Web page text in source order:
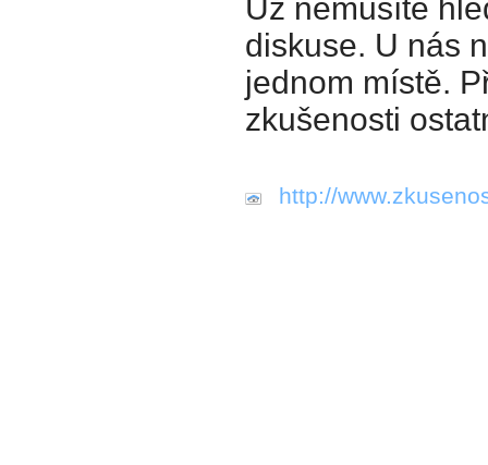
Už nemusíte
diskuse. U nás
jednom místě.
zkušenosti
http://